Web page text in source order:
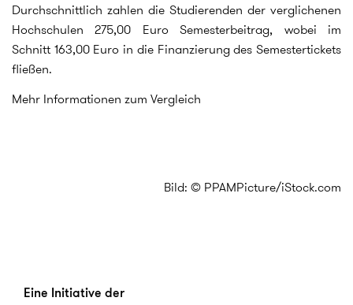
Durchschnittlich zahlen die Studierenden der verglichenen
Hochschulen 275,00 Euro Semesterbeitrag, wobei im
Schnitt 163,00 Euro in die Finanzierung des Semestertickets
fließen.
Mehr Informationen zum Vergleich
Bild: © PPAMPicture/iStock.com
Eine Initiative der